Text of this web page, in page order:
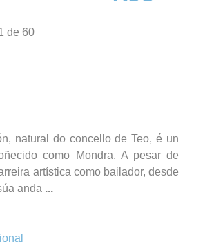
de 60
natural do concello de Teo, é un
como Mondra. A pesar de
artística como bailador, desde
anda ...